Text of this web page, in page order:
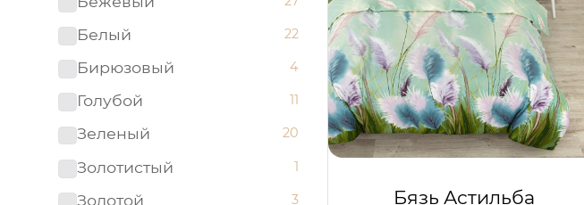
Белый 22
Бирюзовый 4
Голубой 11
Зеленый 20
Золотистый 1
Золотой 3 Бязь Астильба